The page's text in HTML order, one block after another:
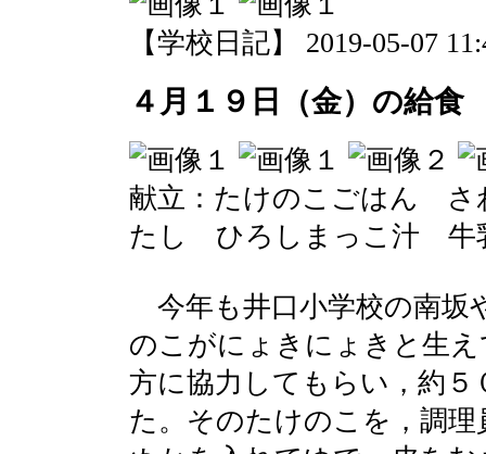
【学校日記】 2019-05-07
４月１９日（金）の給食
献立：たけのこごはん
たし ひろしまっこ汁 牛
今年も井口小学校の南坂
のこがにょきにょきと生
方に協力してもらい，約
た。そのたけのこを，調